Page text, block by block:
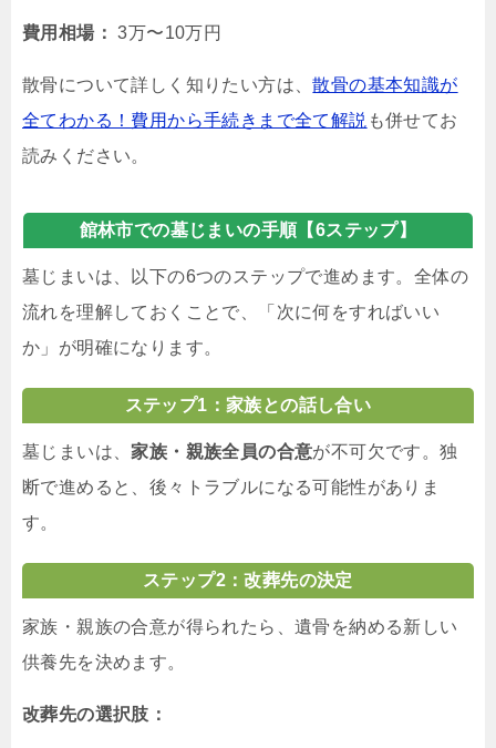
費用相場： 3万〜10万円
散骨について詳しく知りたい方は、散骨の基本知識が
全てわかる！費用から手続きまで全て解説 も併せてお
読みください。
館林市での墓じまいの手順【6ステップ】
墓じまいは、以下の6つのステップで進めます。全体の
流れを理解しておくことで、「次に何をすればいい
か」が明確になります。
ステップ1：家族との話し合い
墓じまいは、 家族・親族全員の合意が不可欠です。独
断で進めると、後々トラブルになる可能性がありま
す。
ステップ2：改葬先の決定
家族・親族の合意が得られたら、遺骨を納める新しい
供養先を決めます。
改葬先の選択肢：